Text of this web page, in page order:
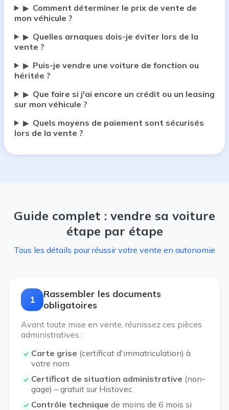
▶ Comment déterminer le prix de vente de
mon véhicule ?
▶ Quelles arnaques dois-je éviter lors de la
vente ?
▶ Puis-je vendre une voiture de fonction ou
héritée ?
▶ Que faire si j'ai encore un crédit ou un leasing
sur mon véhicule ?
▶ Quels moyens de paiement sont sécurisés
lors de la vente ?
Guide complet : vendre sa voiture
étape par étape
Tous les détails pour réussir votre vente en autonomie
1
Rassembler les documents
obligatoires
Avant toute mise en vente, réunissez ces pièces
administratives :
Carte grise (certificat d'immatriculation) à
votre nom
Certificat de situation administrative (non-
gage) – gratuit sur Histovec
Contrôle technique de moins de 6 mois si